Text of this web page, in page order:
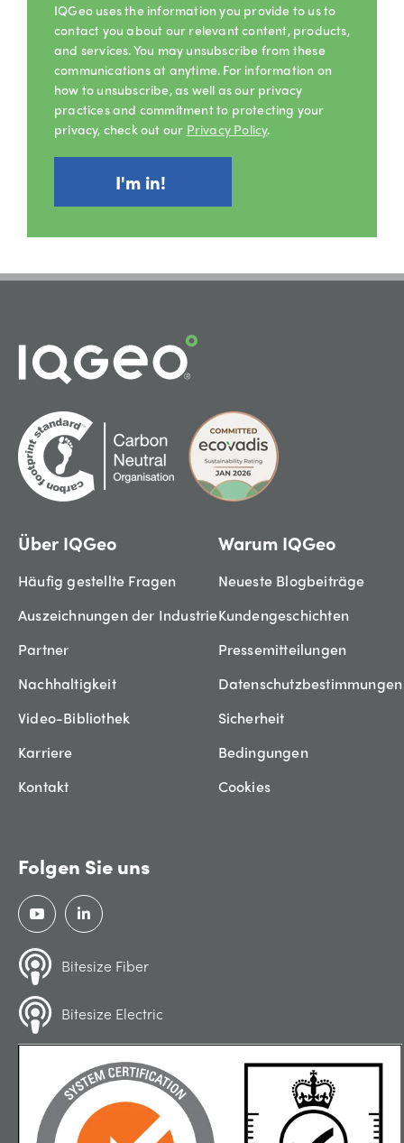
IQGeo uses the information you provide to us to
contact you about our relevant content, products,
and services. You may unsubscribe from these
communications at anytime. For information on
how to unsubscribe, as well as our privacy
practices and commitment to protecting your
privacy, check out our Privacy Policy.
Über IQGeo
Häufig gestellte Fragen
Auszeichnungen der Industrie
Partner
Nachhaltigkeit
Video-Bibliothek
Karriere
Kontakt
Warum IQGeo
Neueste Blogbeiträge
Kundengeschichten
Pressemitteilungen
Datenschutzbestimmungen
Sicherheit
Bedingungen
Cookies
Folgen Sie uns
Bitesize Fiber
Bitesize Electric